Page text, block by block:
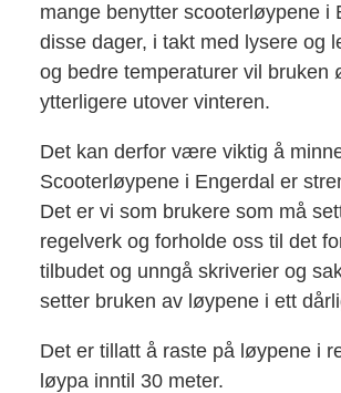
mange benytter scooterløypene i
disse dager, i takt med lysere og
og bedre temperaturer vil bruken
ytterligere utover vinteren.
Det kan derfor være viktig å
Scooterløypene i Engerdal er
Det er vi som brukere som må
regelverk og forholde oss til det
tilbudet og unngå skriverier og
setter bruken av løypene i ett
Det er tillatt å raste på løypene i
løypa inntil 30 meter.